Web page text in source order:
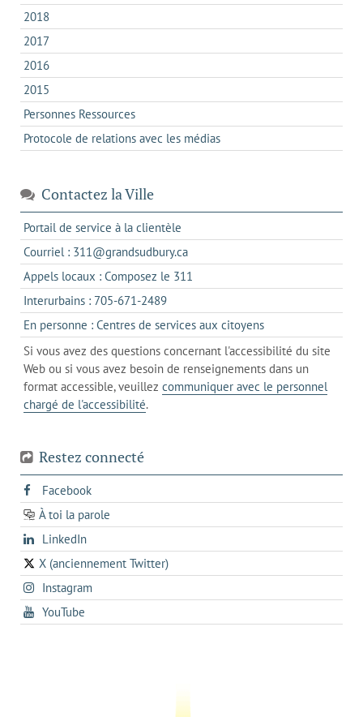
2018
2017
2016
2015
Personnes Ressources
Protocole de relations avec les médias
Contactez la Ville
Portail de service à la clientèle
dans
un
nouvel
Courriel : 311@grandsudbury.cas'ouvre
dans
votre
de
messagerie
Appels locaux : Composez le 311
dans
un
client
de
votre
téléphone
Interurbains : 705-671-2489s'ouvre
dans
un
client
de
votre
En personne : Centres de services aux citoyenss'ouvre
dans
l'onglet
actuel
Si vous avez des questions concernant l'accessibilité du site
Web ou si vous avez besoin de renseignements dans un
format accessible, veuillez communiquer avec le personnel
chargé de l'accessibilité.
Restez connecté
Facebooks'ouvre
dans
un
onglet
À toi la parole
opens
in
a
new
tab
LinkedInopens
in
a
new
X (anciennement Twitter)
s'ouvre
dans
un
nouvel
Instagrams'ouvre
dans
un
YouTube
dans